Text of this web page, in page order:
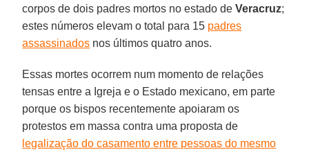
corpos de dois padres mortos no estado deVeracruz;
estes números elevam o total para 15 padres
assassinados nos últimos quatro anos.
Essas mortes ocorrem num momento de relações
tensas entre a Igreja e o Estado mexicano, em parte
porque os bispos recentemente apoiaram os
protestos em massa contra uma proposta de
legalização do casamento entre pessoas do mesmo